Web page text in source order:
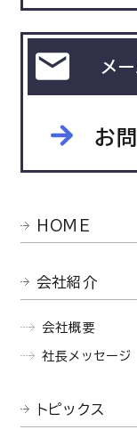
メ
お
HOME
会社紹介
会社概要
社長メッセージ
トピックス